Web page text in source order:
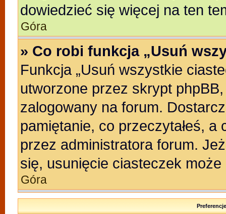
dowiedzieć się więcej na ten
Góra
» Co robi funkcja „Usuń
Funkcja „Usuń wszystkie
utworzone przez skrypt
zalogowany na forum.
pamiętanie, co przeczytałeś, a
przez administratora forum.
się, usunięcie ciasteczek może
Góra